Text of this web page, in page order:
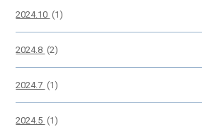
2024.10 (1)
2024.8 (2)
2024.7 (1)
2024.5 (1)